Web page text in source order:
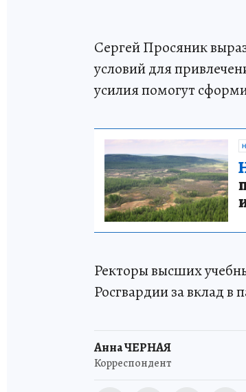
Сергей Просяник
условий для
усилия помогут
Ректоры высших
Росгвардии за вклад в
Анна ЧЕРНАЯ
Корреспондент